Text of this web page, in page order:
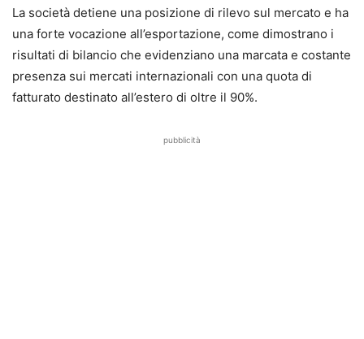
La società detiene una posizione di rilevo sul mercato e ha
una forte vocazione all’esportazione, come dimostrano i
risultati di bilancio che evidenziano una marcata e costante
presenza sui mercati internazionali con una quota di
fatturato destinato all’estero di oltre il 90%.
pubblicità